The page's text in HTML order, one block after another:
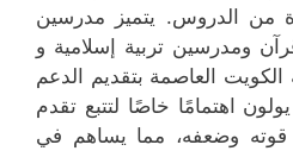
من الدروس. يتميز مدرسين
ومدرسين تربية إسلامية و
العاصمة بتقديم الدعم
اهتمامًا خاصًا لتتبع تقدم
وضعفه، مما يساهم في